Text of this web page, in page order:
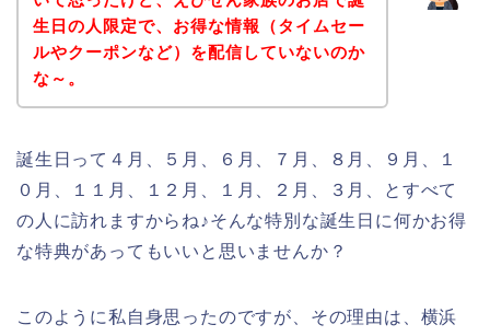
生日の人限定で、お得な情報（タイムセー
ルやクーポンなど）を配信していないのか
な～。
誕生日って４月、５月、６月、７月、８月、９月、１
０月、１１月、１２月、１月、２月、３月、とすべて
の人に訪れますからね♪そんな特別な誕生日に何かお得
な特典があってもいいと思いませんか？
このように私自身思ったのですが、その理由は、横浜